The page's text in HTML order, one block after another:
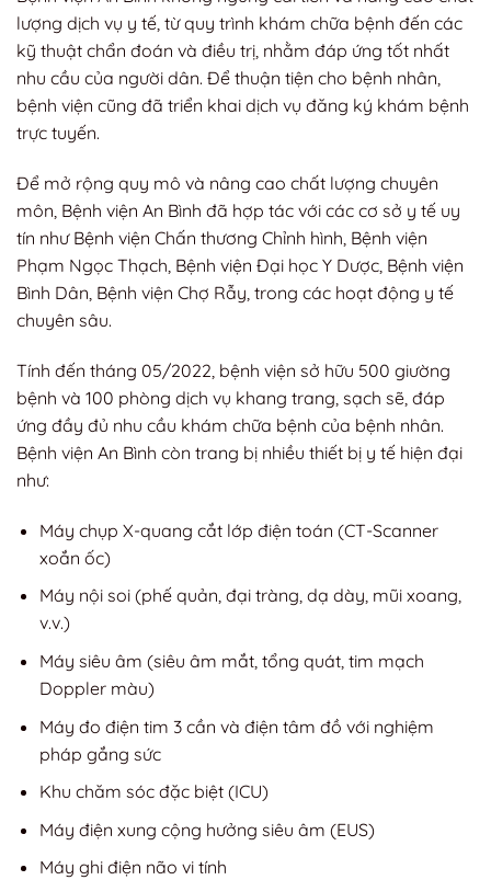
lượng dịch vụ y tế, từ quy trình khám chữa bệnh đến các
kỹ thuật chẩn đoán và điều trị, nhằm đáp ứng tốt nhất
nhu cầu của người dân. Để thuận tiện cho bệnh nhân,
bệnh viện cũng đã triển khai dịch vụ đăng ký khám bệnh
trực tuyến.
Để mở rộng quy mô và nâng cao chất lượng chuyên
môn, Bệnh viện An Bình đã hợp tác với các cơ sở y tế uy
tín như Bệnh viện Chấn thương Chỉnh hình, Bệnh viện
Phạm Ngọc Thạch, Bệnh viện Đại học Y Dược, Bệnh viện
Bình Dân, Bệnh viện Chợ Rẫy, trong các hoạt động y tế
chuyên sâu.
Tính đến tháng 05/2022, bệnh viện sở hữu 500 giường
bệnh và 100 phòng dịch vụ khang trang, sạch sẽ, đáp
ứng đầy đủ nhu cầu khám chữa bệnh của bệnh nhân.
Bệnh viện An Bình còn trang bị nhiều thiết bị y tế hiện đại
như:
Máy chụp X-quang cắt lớp điện toán (CT-Scanner
xoắn ốc)
Máy nội soi (phế quản, đại tràng, dạ dày, mũi xoang,
v.v.)
Máy siêu âm (siêu âm mắt, tổng quát, tim mạch
Doppler màu)
Máy đo điện tim 3 cần và điện tâm đồ với nghiệm
pháp gắng sức
Khu chăm sóc đặc biệt (ICU)
Máy điện xung cộng hưởng siêu âm (EUS)
Máy ghi điện não vi tính